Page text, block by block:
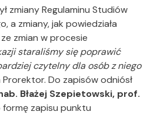
zmiany Regulaminu Studiów
a zmiany, jak powiedziała
zmian w procesie
staraliśmy się poprawić
czytelny dla osób z niego
Prorektor. Do zapisów odniósł
Błażej Szepietowski, prof.
formę zapisu punktu